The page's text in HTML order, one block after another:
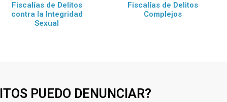
Fiscalías de Delitos
contra la Integridad
Sexual
Fiscalías de Delitos
Complejos
PUEDO DENUNCIAR?